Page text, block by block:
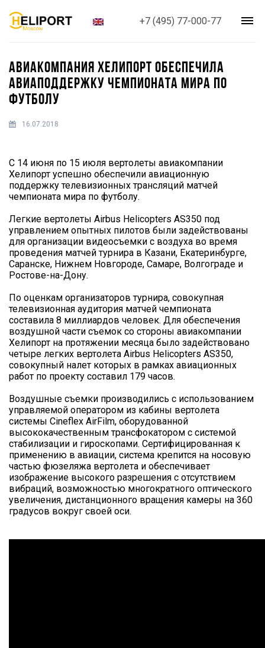
+7 (495) 77-000-77
АВИАКОМПАНИЯ ХЕЛИПОРТ ОБЕСПЕЧИЛА
АВИАПОДДЕРЖКУ ЧЕМПИОНАТА МИРА ПО
ФУТБОЛУ
16.07.2018
С 14 июня по 15 июля вертолеты авиакомпании
Хелипорт успешно обеспечили авиационную
поддержку телевизионных трансляций матчей
чемпионата мира по футболу.
Легкие вертолеты Airbus Helicopters AS350 под
управлением опытных пилотов были задействованы
для организации видеосъемки с воздуха во время
проведения матчей турнира в Казани, Екатеринбурге,
Саранске, Нижнем Новгороде, Самаре, Волгограде и
Ростове-на-Дону.
По оценкам организаторов турнира, совокупная
телевизионная аудитория матчей чемпионата
составила 8 миллиардов человек. Для обеспечения
воздушной части съемок со стороны авиакомпании
Хелипорт на протяжении месяца было задействовано
четыре легких вертолета Airbus Helicopters AS350,
совокупный налет которых в рамках авиационных
работ по проекту составил 179 часов.
Воздушные съемки производились с использованием
управляемой оператором из кабины вертолета
системы Cineflex AirFilm, оборудованной
высококачественным трансфокатором с системой
стабилизации и гироскопами. Сертифицированная к
применению в авиации, система крепится на носовую
частью фюзеляжа вертолета и обеспечивает
изображение высокого разрешения с отсутствием
вибраций, возможностью многократного оптического
увеличения, дистанционного вращения камеры на 360
градусов вокруг своей оси.